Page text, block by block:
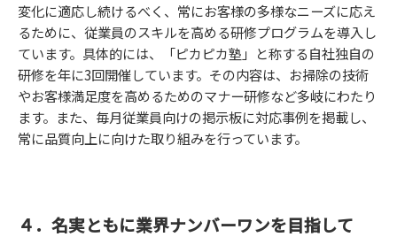
変化に適応し続けるべく、常にお客様の多様なニーズに応え
るために、従業員のスキルを高める研修プログラムを導入し
ています。具体的には、「ピカピカ塾」と称する自社独自の
研修を年に3回開催しています。その内容は、お掃除の技術
やお客様満足度を高めるためのマナー研修など多岐にわたり
ます。また、毎月従業員向けの掲示板に対応事例を掲載し、
常に品質向上に向けた取り組みを行っています。
４．名実ともに業界ナンバーワンを目指して